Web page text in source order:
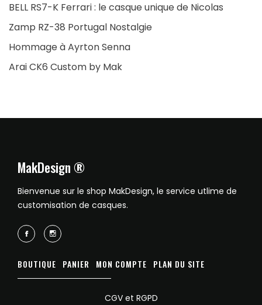
BELL RS7-K Ferrari : le casque unique de Nicolas
Zamp RZ-38 Portugal Nostalgie
Hommage à Ayrton Senna
Arai CK6 Custom by Mak
MakDesign ®
Bienvenue sur le shop MakDesign, le service utlime de
customisation de casques.
BOUTIQUE PANIER MON COMPTE PLAN DU SITE
CGV et RGPD